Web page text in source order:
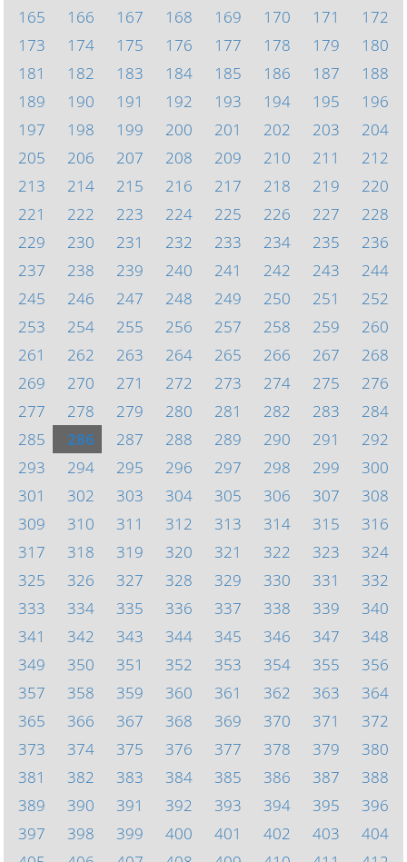
165
166 167 168 169 170 171
172
173
174 175 176 177 178 179
180
181
182 183 184 185 186 187
188
189
190 191 192 193 194 195
196
197
198 199 200 201 202 203
204
205
206 207 208 209 210 211
212
213
214 215 216 217 218 219
220
221
222 223 224 225 226 227
228
229
230 231 232 233 234 235
236
237
238 239 240 241 242 243
244
245
246 247 248 249 250 251
252
253
254 255 256 257 258 259
260
261
262 263 264 265 266 267
268
269
270 271 272 273 274 275
276
277
278 279 280 281 282 283
284
285
286 287 288 289 290 291
292
293
294 295 296 297 298 299
300
301
302 303 304 305 306 307
308
309
310 311 312 313 314 315
316
317
318 319 320 321 322 323
324
325
326 327 328 329 330 331
332
333
334 335 336 337 338 339
340
341
342 343 344 345 346 347
348
349
350 351 352 353 354 355
356
357
358 359 360 361 362 363
364
365
366 367 368 369 370 371
372
373
374 375 376 377 378 379
380
381
382 383 384 385 386 387
388
389
390 391 392 393 394 395
396
397
398 399 400 401 402 403
404